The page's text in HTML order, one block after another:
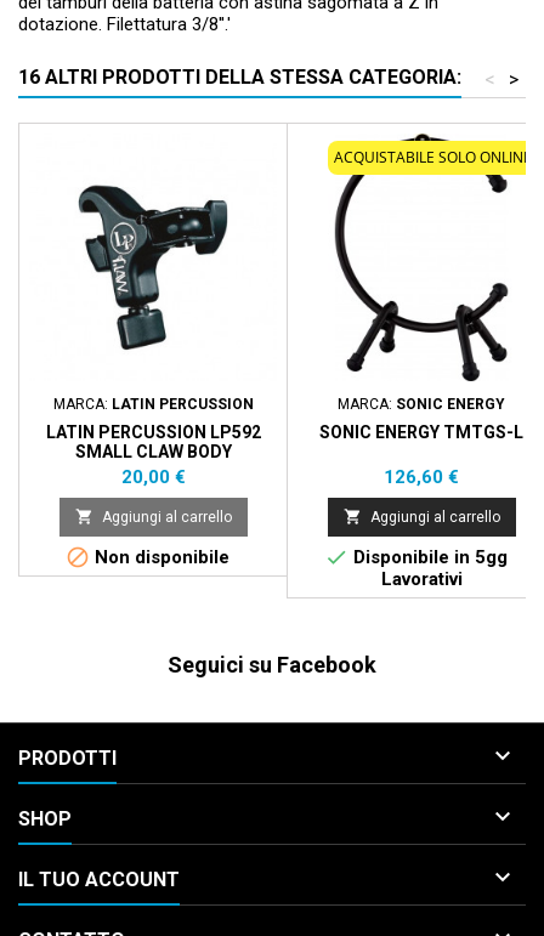
dotazione. Filettatura 3/8''.'
16 ALTRI PRODOTTI DELLA STESSA CATEGORIA: >
<
MARCA: LATIN PERCUSSION
LATIN PERCUSSION LP592
SMALL CLAW BODY
Prezzo
20,00 €
 Aggiungi al carrello
 Non disponibile
ACQUISTABILE SOLO ONLINE
MARCA: SONIC ENERGY
SONIC ENERGY TMTGS-L
Prezzo
126,60 €
 Aggiungi al carrello
 Disponibile in 5gg
Lavorativi
Seguici su Facebook
PRODOTTI 
SHOP 
IL TUO ACCOUNT 